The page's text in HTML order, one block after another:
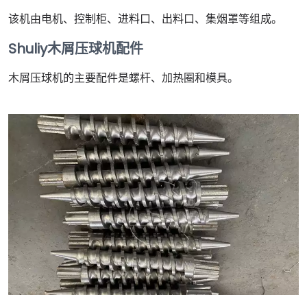
该机由电机、控制柜、进料口、出料口、集烟罩等组成。
Shuliy木屑压球机配件
木屑压球机的主要配件是螺杆、加热圈和模具。